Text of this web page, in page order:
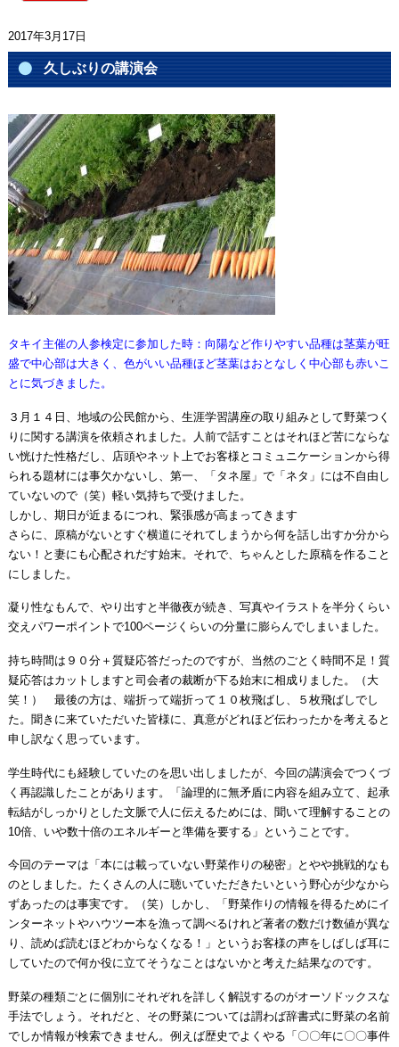
2017年3月17日
久しぶりの講演会
タキイ主催の人参検定に参加した時：向陽など作りやすい品種は茎葉が旺
盛で中心部は大きく、色がいい品種ほど茎葉はおとなしく中心部も赤いこ
とに気づきました。
３月１４日、地域の公民館から、生涯学習講座の取り組みとして野菜つく
りに関する講演を依頼されました。人前で話すことはそれほど苦にならな
い恍けた性格だし、店頭やネット上でお客様とコミュニケーションから得
られる題材には事欠かないし、第一、「タネ屋」で「ネタ」には不自由し
ていないので（笑）軽い気持ちで受けました。
しかし、期日が近まるにつれ、緊張感が高まってきます
さらに、原稿がないとすぐ横道にそれてしまうから何を話し出すか分から
ない！と妻にも心配されだす始末。それで、ちゃんとした原稿を作ること
にしました。
凝り性なもんで、やり出すと半徹夜が続き、写真やイラストを半分くらい
交えパワーポイントで100ページくらいの分量に膨らんでしまいました。
持ち時間は９０分＋質疑応答だったのですが、当然のごとく時間不足！質
疑応答はカットしますと司会者の裁断が下る始末に相成りました。（大
笑！） 最後の方は、端折って端折って１０枚飛ばし、５枚飛ばしでし
た。聞きに来ていただいた皆様に、真意がどれほど伝わったかを考えると
申し訳なく思っています。
学生時代にも経験していたのを思い出しましたが、今回の講演会でつくづ
く再認識したことがあります。「論理的に無矛盾に内容を組み立て、起承
転結がしっかりとした文脈で人に伝えるためには、聞いて理解することの
10倍、いや数十倍のエネルギーと準備を要する」ということです。
今回のテーマは「本には載っていない野菜作りの秘密」とやや挑戦的なも
のとしました。たくさんの人に聴いていただきたいという野心が少なから
ずあったのは事実です。（笑）しかし、「野菜作りの情報を得るためにイ
ンターネットやハウツー本を漁って調べるけれど著者の数だけ数値が異な
り、読めば読むほどわからなくなる！」というお客様の声をしばしば耳に
していたので何か役に立てそうなことはないかと考えた結果なのです。
野菜の種類ごとに個別にそれぞれを詳しく解説するのがオーソドックスな
手法でしょう。それだと、その野菜については謂わば辞書式に野菜の名前
でしか情報が検索できません。例えば歴史でよくやる「〇〇年に〇〇事件